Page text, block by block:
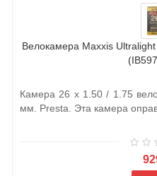
Велокамера Maxxis
Камера 26 x 1.50 / 1.75
мм. Presta. Эта камера